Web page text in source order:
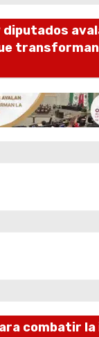
diputados
transforman
combatir la